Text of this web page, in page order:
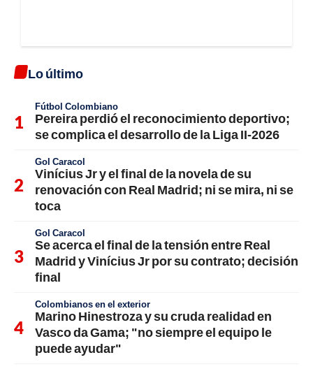
Lo último
Fútbol Colombiano
Pereira perdió el reconocimiento deportivo;
se complica el desarrollo de la Liga II-2026
Gol Caracol
Vinícius Jr y el final de la novela de su
renovación con Real Madrid; ni se mira, ni se
toca
Gol Caracol
Se acerca el final de la tensión entre Real
Madrid y Vinícius Jr por su contrato; decisión
final
Colombianos en el exterior
Marino Hinestroza y su cruda realidad en
Vasco da Gama; "no siempre el equipo le
puede ayudar"